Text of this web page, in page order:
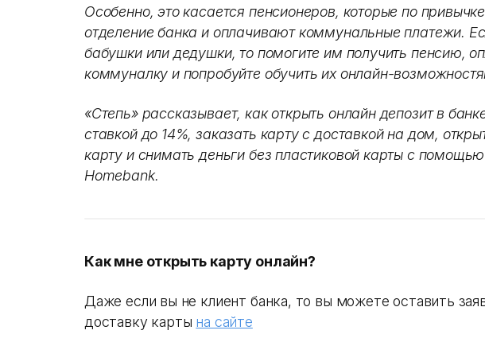
Особенно, это касается пенсионеров, которые по
отделение банка и оплачивают коммунальные платежи.
бабушки или дедушки, то помогите им получить пенсию,
коммуналку и попробуйте обучить их онлайн-
«Степь» рассказывает, как открыть онлайн депозит в
ставкой до 14%, заказать карту с доставкой на дом,
карту и снимать деньги без пластиковой карты с
Homebank.
Как мне открыть карту онлайн?
Даже если вы не клиент банка, то вы можете оставить
доставку карты на сайте